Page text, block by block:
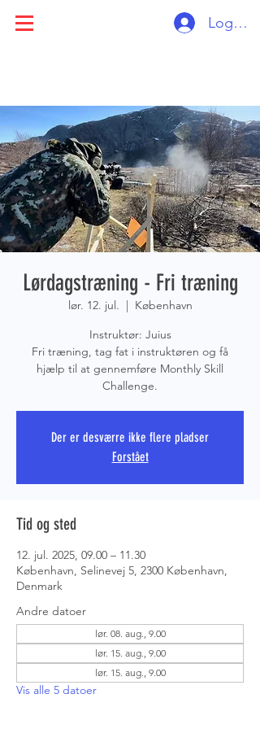
PRS
Log ind
Lørdagstræning - Fri træning
lør. 12. jul.
  |
København
Instruktør: Juius
Fri træning, tag fat i instruktøren og få
hjælp til at gennemføre Monthly Skill
Challenge.
Der er desværre ikke flere pladser
Forstået
Tid og sted
12. jul. 2025, 09.00 – 11.30
København, Selinevej 5, 2300 København,
Denmark
Andre datoer
lør. 08. aug., 9.00
lør. 15. aug., 9.00
lør. 15. aug., 9.00
Vis alle 5 datoer